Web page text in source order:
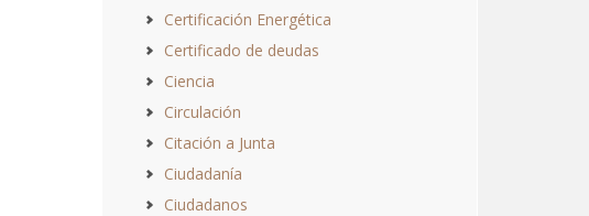
Certificación Energética
Certificado de deudas
Ciencia
Circulación
Citación a Junta
Ciudadanía
Ciudadanos